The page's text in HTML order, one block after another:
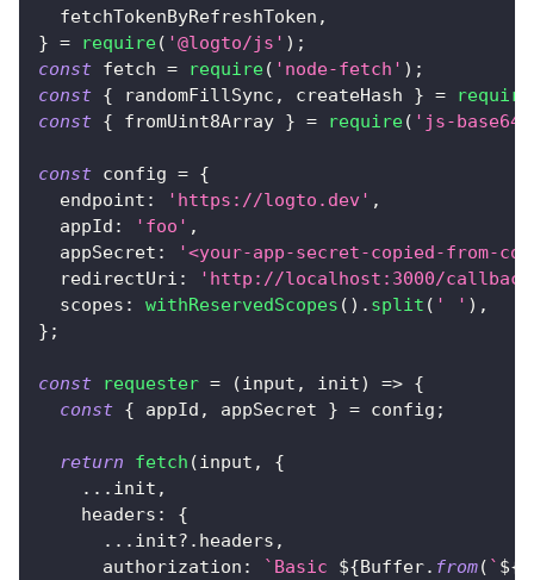
  fetchTokenByRefreshToken
,
} = require( '@logto/js' ) ;
const fetch = require( 'node-fetch' ) ;
const { randomFillSync , createHash } = require
const { fromUint8Array } = require( 'js-base64'
const config = {
endpoint : 'https://logto.dev' ,
appId : 'foo' ,
appSecret :
'<your-app-secret-copied-from-
redirectUri :
'http://localhost:3000/
scopes : withReservedScopes ( ) . split ( ' ' ) ,
} ;
const requester = (input , init) => {
const { appId , appSecret } = config ;
return fetch (input ,
{
... init ,
headers :
{
... init?. headers ,
authorization : ` Basic ${Buffer. from( ` ${